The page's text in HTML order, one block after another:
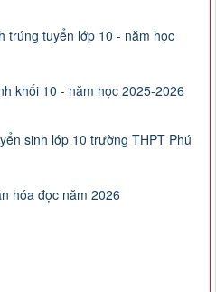
trúng tuyển lớp 10 - năm học
khối 10 - năm học 2025-2026
sinh lớp 10 trường THPT Phú
hóa đọc năm 2026